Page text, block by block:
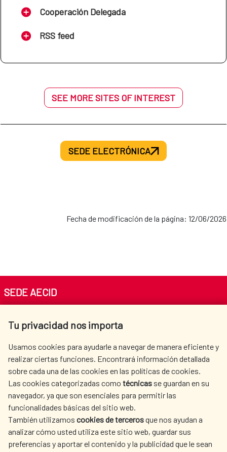
Cooperación Delegada
RSS feed
SEE MORE SITES OF INTEREST
SEDE ELECTRÓNICA
Fecha de modificación de la página: 12/06/2026
Tu privacidad nos importa
Usamos cookies para ayudarle a navegar de manera eficiente y
realizar ciertas funciones. Encontrará información detallada
sobre cada una de las cookies en las políticas de cookies.
Las cookies categorizadas como técnicas se guardan en su
navegador, ya que son esenciales para permitir las
funcionalidades básicas del sitio web.
También utilizamos cookies de tercerosque nos ayudan a
analizar cómo usted utiliza este sitio web, guardar sus
preferencias y aportar el contenido y la publicidad que le sean
SEDE AECID
Tel. +34 900 20 30 54​​​​​​​
AECID
WHERE DO WE COOPERATE?
SPANISH HUMANITARIAN
ACTION
PRESS ROOM
CULTURE AND SCIENCE LIBRARY